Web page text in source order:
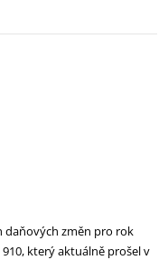
daňových změn pro rok
který aktuálně prošel v